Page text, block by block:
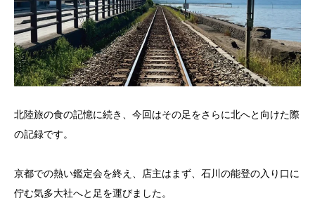
北陸旅の食の記憶に続き、今回はその足をさらに北へと向けた際
の記録です。
京都での熱い鑑定会を終え、店主はまず、石川の能登の入り口に
佇む気多大社へと足を運びました。